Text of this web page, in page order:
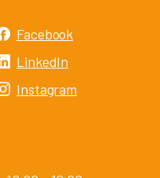
Facebook
LinkedIn
Instagram